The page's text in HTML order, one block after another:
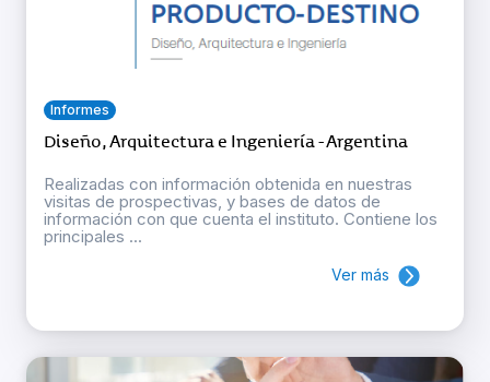
Informes
Diseño, Arquitectura e Ingeniería - Argentina
Realizadas con información obtenida en nuestras
visitas de prospectivas, y bases de datos de
información con que cuenta el instituto. Contiene los
principales ...
Ver más